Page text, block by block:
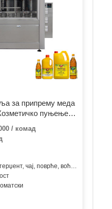
за припрему меда
пуњење
/ комад
чај, поврће, воће, риба,